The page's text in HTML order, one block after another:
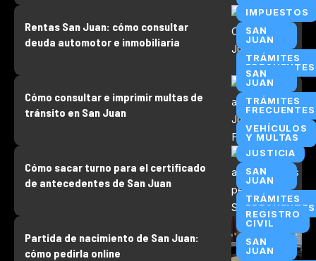
IMPUESTOS
SAN
JUAN
TRÁMITES
FRECUENTES
Rentas San Juan: cómo consultar
deuda automotor e inmobiliaria
SAN
JUAN
TRÁMITES
FRECUENTES
VEHÍCULOS
Y MULTAS
Cómo consultar e imprimir multas de
tránsito en San Juan
JUSTICIA
SAN
JUAN
TRÁMITES
FRECUENTES
Cómo sacar turno para el certificado
de antecedentes de San Juan
REGISTRO
CIVIL
SAN
JUAN
Partida de nacimiento de San Juan:
cómo pedirla online